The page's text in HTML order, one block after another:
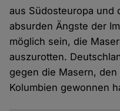
aus Südosteuropa und
absurden Ängste der
möglich sein, die
auszurotten.
gegen die Masern, den
Kolumbien gewonnen